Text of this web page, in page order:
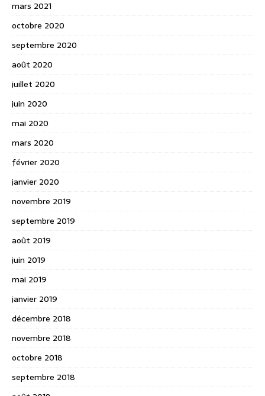
mars 2021
octobre 2020
septembre 2020
août 2020
juillet 2020
juin 2020
mai 2020
mars 2020
février 2020
janvier 2020
novembre 2019
septembre 2019
août 2019
juin 2019
mai 2019
janvier 2019
décembre 2018
novembre 2018
octobre 2018
septembre 2018